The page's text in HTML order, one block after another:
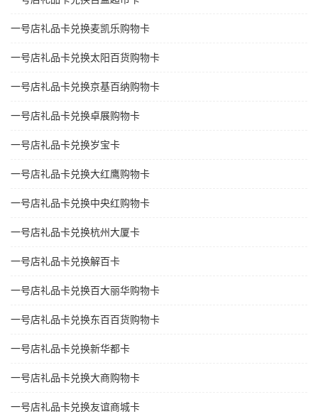
一号店礼品卡兑换麦凯乐购物卡
一号店礼品卡兑换太阳百货购物卡
一号店礼品卡兑换京基百纳购物卡
一号店礼品卡兑换卓展购物卡
一号店礼品卡兑换岁宝卡
一号店礼品卡兑换大红鹰购物卡
一号店礼品卡兑换中央红购物卡
一号店礼品卡兑换杭州大厦卡
一号店礼品卡兑换解百卡
一号店礼品卡兑换百大丽华购物卡
一号店礼品卡兑换东百百货购物卡
一号店礼品卡兑换新华都卡
一号店礼品卡兑换大商购物卡
一号店礼品卡兑换友谊商城卡